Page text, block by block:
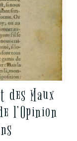
des Maux
l’Opinion